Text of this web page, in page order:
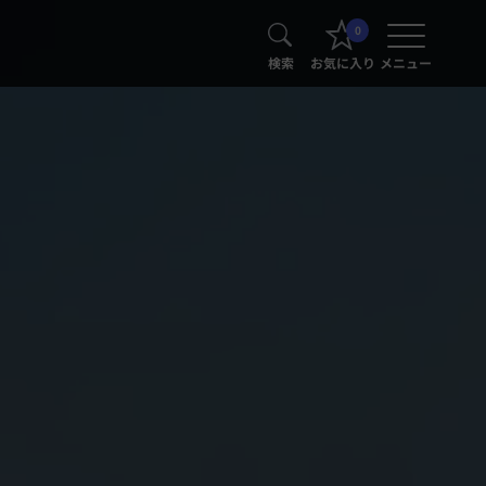
検索
0
お気に入り メニュー